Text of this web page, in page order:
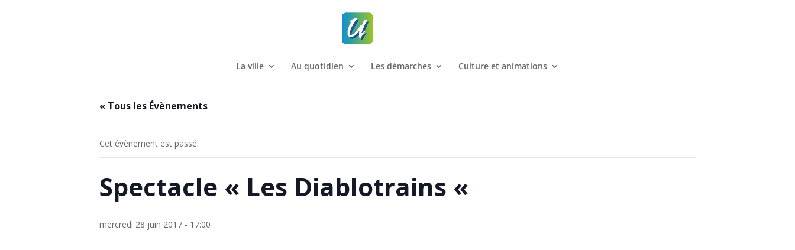
La ville Au quotidien Les démarches Culture et animations
« Tous les Évènements
Cet évènement est passé.
Spectacle « Les Diablotrains «
mercredi 28 juin 2017 - 17:00